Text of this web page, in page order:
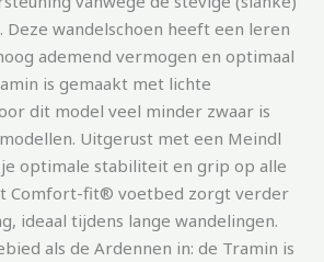
Deze wandelschoen heeft een leren
ademend vermogen en optimaal
is gemaakt met lichte
dit model veel minder zwaar is
Uitgerust met een Meindl
optimale stabiliteit en grip op alle
Comfort-fit® voetbed zorgt verder
ideaal tijdens lange wandelingen.
als de Ardennen in: de Tramin is